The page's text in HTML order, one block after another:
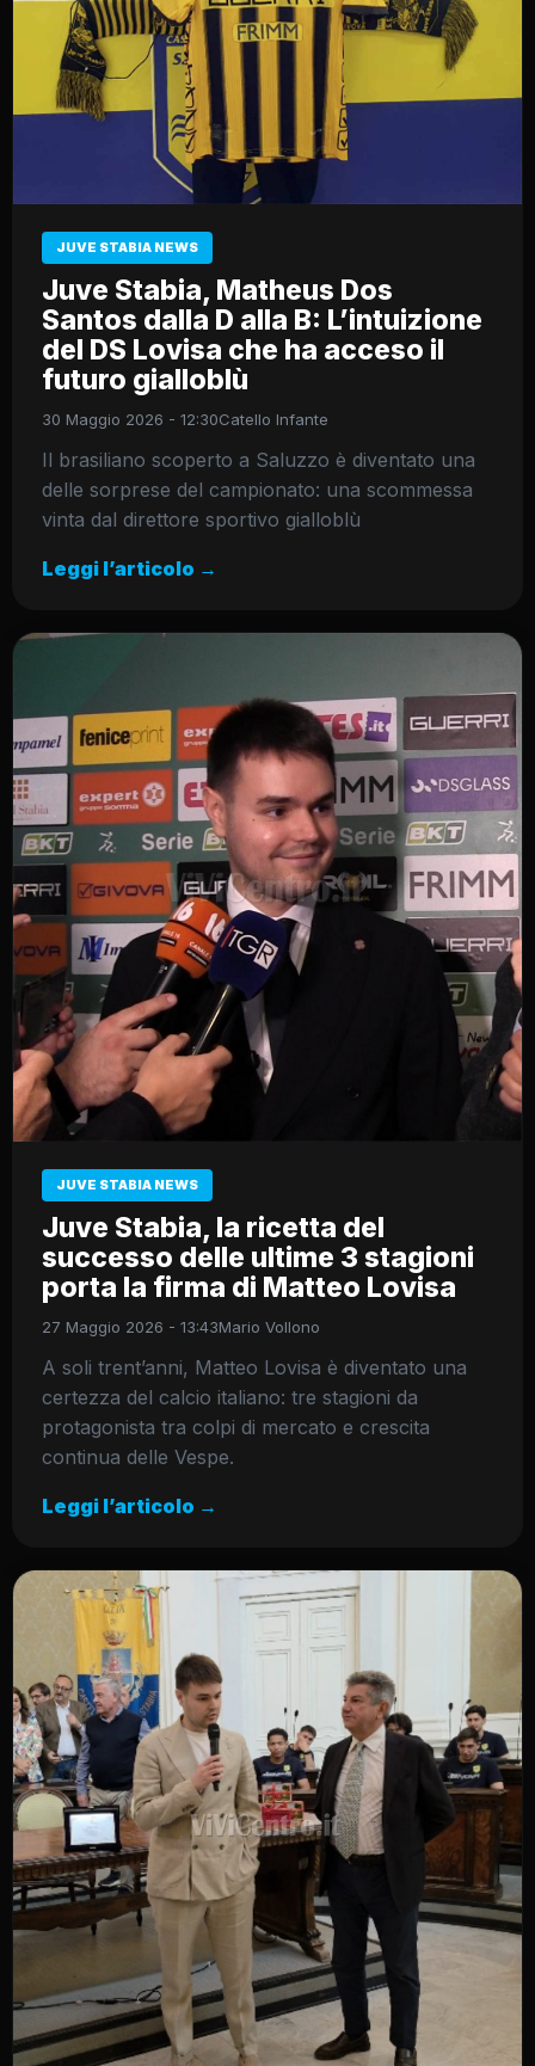
JUVE STABIA NEWS
Juve Stabia, Matheus Dos
Santos dalla D alla B: L’intuizione
del DS Lovisa che ha acceso il
futuro gialloblù
30 Maggio 2026 - 12:30Catello Infante
Il brasiliano scoperto a Saluzzo è diventato una
delle sorprese del campionato: una scommessa
vinta dal direttore sportivo gialloblù
Leggi l’articolo →
JUVE STABIA NEWS
Juve Stabia, la ricetta del
successo delle ultime 3 stagioni
porta la firma di Matteo Lovisa
27 Maggio 2026 - 13:43Mario Vollono
A soli trent’anni, Matteo Lovisa è diventato una
certezza del calcio italiano: tre stagioni da
protagonista tra colpi di mercato e crescita
continua delle Vespe.
Leggi l’articolo →